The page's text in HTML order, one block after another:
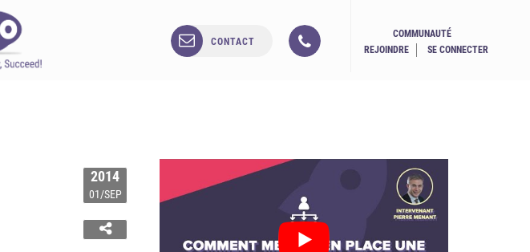
CONTACT
COMMUNAUTÉ
REJOINDRE
SE CONNECTER
2014
01/SEP